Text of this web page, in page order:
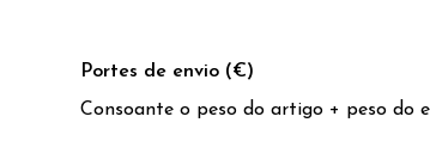
Portes de envio (€)
Consoante o peso do artigo + peso do